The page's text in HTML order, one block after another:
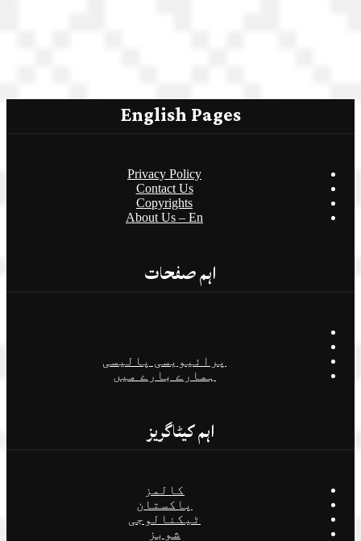
English Pages
Privacy Policy
Contact Us
Copyrights
About Us – En
اہم صفحات
پرائیویسی پالیسی
ہمارے بارے میں
اہم کیٹاگریز
کالمز
پاکستان
ٹیکنالوجی
شوبز